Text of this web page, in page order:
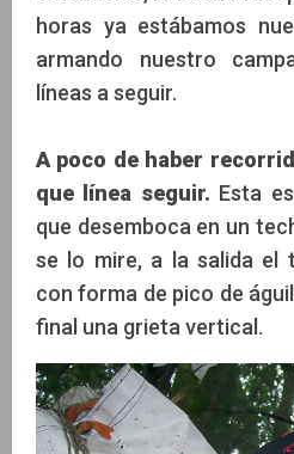
horas ya estábamos
armando nuestro
líneas a seguir.
A poco de haber
que línea seguir. Esta
que desemboca en un
se lo mire, a la salida el
con forma de pico de
final una grieta vertical.